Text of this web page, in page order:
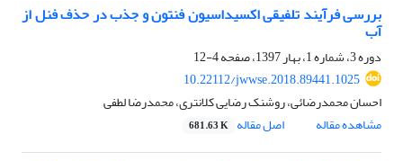
بررسی فرآیند تلفیقی اکسیداسیون فنتون و جذب در حذف فنل از
آب
دوره 3، شماره 1، بهار 1397، صفحه
4-12
10.22112/jwwse.2018.89441.1025
احسان محمدرضائی، روشنک رضایی کلانتری، محمدرضا لطفی
مشاهده مقاله
اصل مقاله 681.63 K